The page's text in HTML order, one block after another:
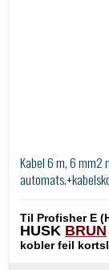
Kabel 6 m, 6
Til Profisher E
HUSK BRUN
kobler feil